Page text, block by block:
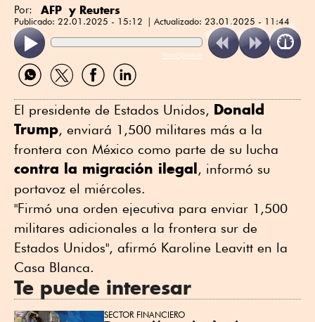
Por: AFP y Reuters
Publicado: 22.01.2025 - 15:12 Actualizado: 23.01.2025 - 11:44
ReadSpeaker
Compartir
por
Compartir
por
Compartir
por
Compartir
por
El presidente de Estados Unidos, Donald
Trump, enviará 1,500 militares más a la
frontera con México como parte de su lucha
contra la migración ilegal, informó su
portavoz el miércoles.
"Firmó una orden ejecutiva para enviar 1,500
militares adicionales a la frontera sur de
Estados Unidos", afirmó Karoline Leavitt en la
Casa Blanca.
Te puede interesar
SECTOR FINANCIERO